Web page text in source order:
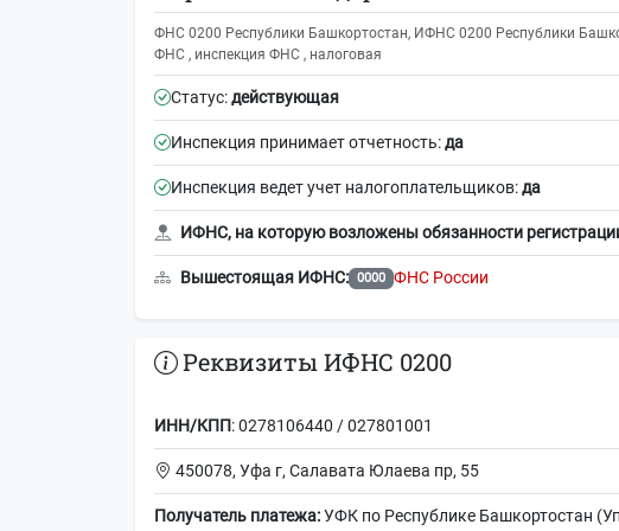
ФНС 0200 Республики Башкортостан, ИФНС 0200 Республики
ФНС , инспекция ФНС , налоговая
Статус:действующая
Инспекция принимает отчетность:да
Инспекция ведет учет налогоплательщиков:да
ИФНС, на которую возложены обязанности
Вышестоящая ИФНС: 0000 ФНС России
Реквизиты ИФНС 0200
ИНН/КПП: 0278106440 / 027801001
450078, Уфа г, Салавата Юлаева пр, 55
Получатель платежа:УФК по Республике Башкортостан